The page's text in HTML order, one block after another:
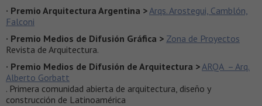
· Premio Arquitectura Argentina > Arqs. Arostegui, Camblón,
Falconi
· Premio Medios de Difusión Gráfica > Zona de Proyectos
Revista de Arquitectura.
· Premio Medios de Difusión de Arquitectura > ARQA – Arq.
Alberto Gorbatt
. Primera comunidad abierta de arquitectura, diseño y
construcción de Latinoamérica